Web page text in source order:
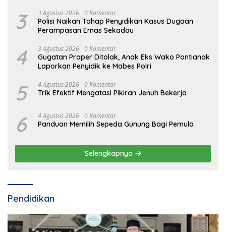
3 3 Agustus 2026 0 Komentar
Polisi Naikan Tahap Penyidikan Kasus Dugaan
Perampasan Emas Sekadau
4 3 Agustus 2026 0 Komentar
Gugatan Praper Ditolak, Anak Eks Wako Pontianak
Laporkan Penyidik ke Mabes Polri
5 4 Agustus 2026 0 Komentar
Trik Efektif Mengatasi Pikiran Jenuh Bekerja
6 4 Agustus 2026 0 Komentar
Panduan Memilih Sepeda Gunung Bagi Pemula
Selengkapnya
Pendidikan